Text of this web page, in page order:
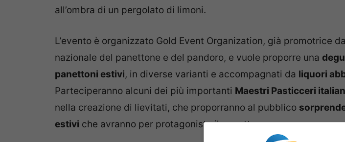
all’ombra di un pergolato di limoni.
L’evento è organizzato Gold Event Organization, già promotrice
nazionale del panettone e del pandoro, e vuole proporre una
panettoni estivi, in diverse varianti e accompagnati da liquori
Parteciperanno alcuni dei più importanti Maestri Pasticceri
nella creazione di lievitati, che proporranno al pubblico
estivi che avranno per protagonista il panettone.